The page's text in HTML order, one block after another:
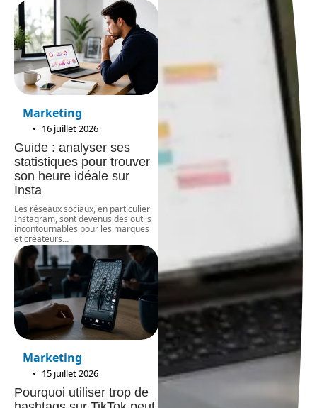
Marketing
16 juillet 2026
Guide : analyser ses
statistiques pour trouver
son heure idéale sur
Insta
Les réseaux sociaux, en particulier
Instagram, sont devenus des outils
incontournables pour les marques
et créateurs…
Marketing
15 juillet 2026
Pourquoi utiliser trop de